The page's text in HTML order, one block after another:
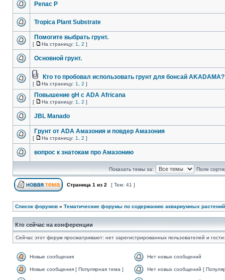
Penac P
Tropica Plant Substrate
Помогите выбрать грунт.
[ На страницу: 1 2 ]
Основной грунт.
Кто то пробовал использовать грунт для бонсай AKADAMA?
[ На страницу: 1 2 ]
Повышение gH с ADA Africana
[ На страницу: 1 2 ]
JBL Manado
Грунт от ADA Амазония и повдер Амазония
[ На страницу: 1 2 ]
вопрос к знатокам про Амазонию
Показать темы за: Поле
Страница 1 из 2 [ Тем: 41 ]
Список форумов » Тематические форумы по содержанию аквариумных
Кто сейчас на конференции
Сейчас этот форум просматривают: нет зарегистрированных пользователей и
Новые сообщения Нет новых сообщений
Новые сообщения [ Популярная тема ] Нет новых сообщений [